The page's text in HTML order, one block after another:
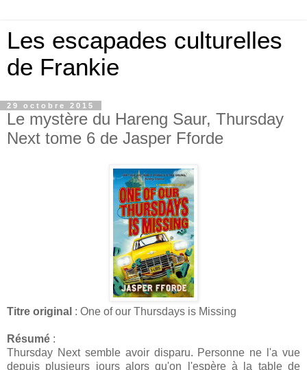
Les escapades culturelles
de Frankie
29 octobre 2015
Le mystère du Hareng Saur, Thursday
Next tome 6 de Jasper Fforde
Titre original : One of our Thursdays is Missing
Résumé :
Thursday Next semble avoir disparu. Personne ne l'a vue
depuis plusieurs jours alors qu'on l'espère à la table de